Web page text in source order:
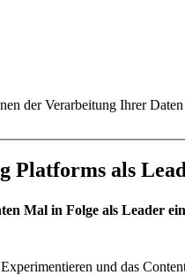
der Verarbeitung Ihrer
als
Mal in Folge als Leader
und das